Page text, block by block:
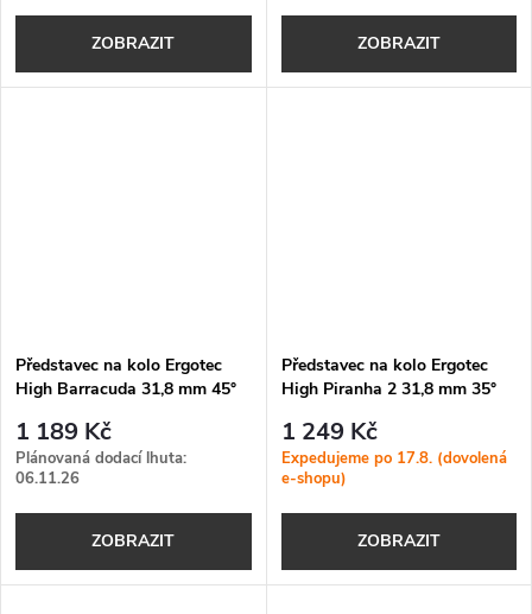
ZOBRAZIT ZOBRAZIT
Představec na kolo Ergotec
High Barracuda 31,8 mm 45°
1 189 Kč
Plánovaná dodací lhuta:
06.11.26
ZOBRAZIT
Představec na kolo Ergotec
High Piranha 2 31,8 mm 35°
1 249 Kč
Expedujeme po 17.8. (dovolená
e-shopu)
ZOBRAZIT